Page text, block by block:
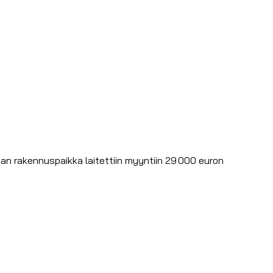
rakennuspaikka laitettiin myyntiin 29 000 euron